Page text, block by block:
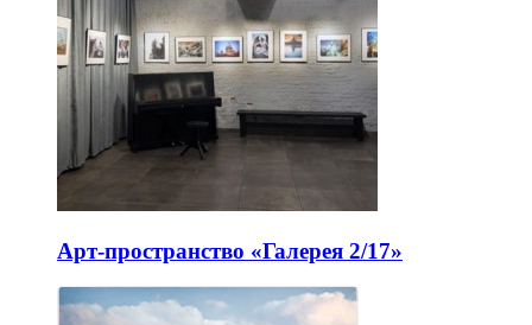
Арт-пространство «Галерея 2/17»